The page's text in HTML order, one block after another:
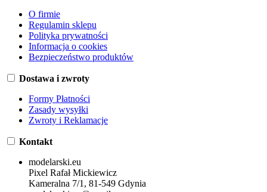
O firmie
Regulamin sklepu
Polityka prywatności
Informacja o cookies
Bezpieczeństwo produktów
Dostawa i zwroty
Formy Płatności
Zasady wysyłki
Zwroty i Reklamacje
Kontakt
modelarski.eu
Pixel Rafał Mickiewicz
Kameralna 7/1, 81-549 Gdynia